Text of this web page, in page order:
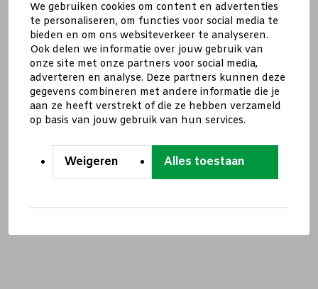
We gebruiken cookies om content en advertenties
te personaliseren, om functies voor social media te
bieden en om ons websiteverkeer te analyseren.
Ook delen we informatie over jouw gebruik van
onze site met onze partners voor social media,
adverteren en analyse. Deze partners kunnen deze
gegevens combineren met andere informatie die je
aan ze heeft verstrekt of die ze hebben verzameld
op basis van jouw gebruik van hun services.
Weigeren Alles toestaan